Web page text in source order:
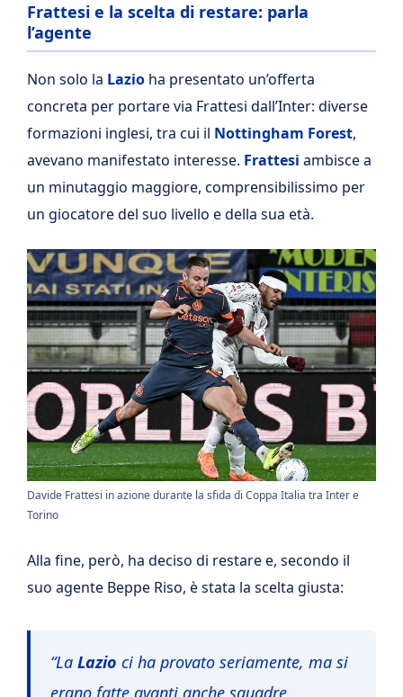
Frattesi e la scelta di restare: parla
l’agente
Non solo la Lazio ha presentato un’offerta
concreta per portare via Frattesi dall’Inter: diverse
formazioni inglesi, tra cui il Nottingham Forest,
avevano manifestato interesse. Frattesi ambisce a
un minutaggio maggiore, comprensibilissimo per
un giocatore del suo livello e della sua età.
Davide Frattesi in azione durante la sfida di Coppa Italia tra Inter e
Torino
Alla fine, però, ha deciso di restare e, secondo il
suo agente Beppe Riso, è stata la scelta giusta:
“La Lazio ci ha provato seriamente, ma si
erano fatte avanti anche squadre